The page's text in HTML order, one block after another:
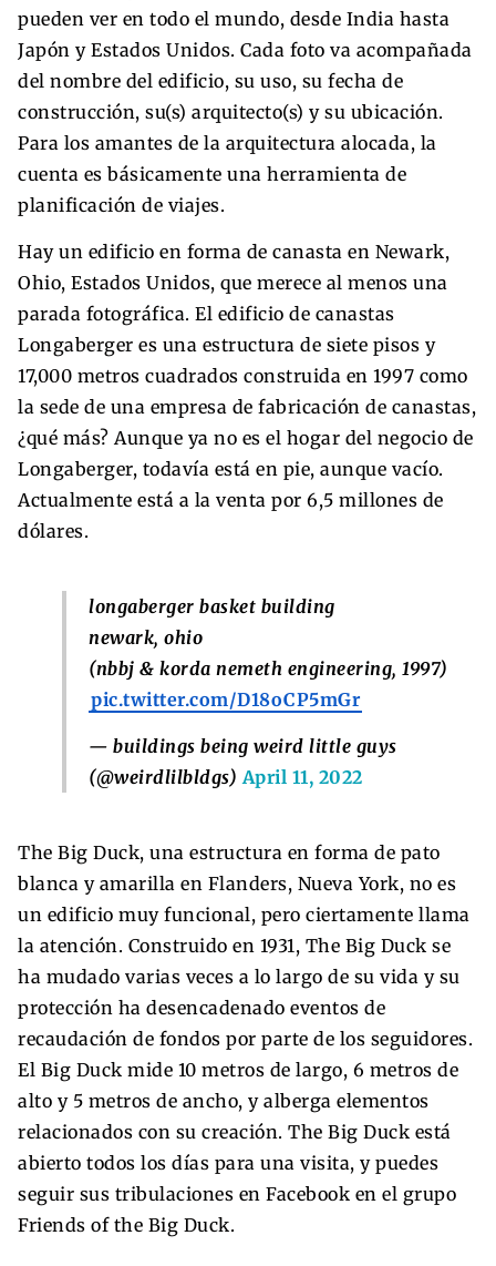
pueden ver en todo el mundo, desde India hasta
Japón y Estados Unidos. Cada foto va acompañada
del nombre del edificio, su uso, su fecha de
construcción, su(s) arquitecto(s) y su ubicación.
Para los amantes de la arquitectura alocada, la
cuenta es básicamente una herramienta de
planificación de viajes.
Hay un edificio en forma de canasta en Newark,
Ohio, Estados Unidos, que merece al menos una
parada fotográfica. El edificio de canastas
Longaberger es una estructura de siete pisos y
17,000 metros cuadrados construida en 1997 como
la sede de una empresa de fabricación de canastas,
¿qué más? Aunque ya no es el hogar del negocio de
Longaberger, todavía está en pie, aunque vacío.
Actualmente está a la venta por 6,5 millones de
dólares.
longaberger basket building
newark, ohio
(nbbj & korda nemeth engineering, 1997)
pic.twitter.com/D18oCP5mGr
— buildings being weird little guys
(@weirdlilbldgs) April 11, 2022
The Big Duck, una estructura en forma de pato
blanca y amarilla en Flanders, Nueva York, no es
un edificio muy funcional, pero ciertamente llama
la atención. Construido en 1931, The Big Duck se
ha mudado varias veces a lo largo de su vida y su
protección ha desencadenado eventos de
recaudación de fondos por parte de los seguidores.
El Big Duck mide 10 metros de largo, 6 metros de
alto y 5 metros de ancho, y alberga elementos
relacionados con su creación. The Big Duck está
abierto todos los días para una visita, y puedes
seguir sus tribulaciones en Facebook en el grupo
Friends of the Big Duck.